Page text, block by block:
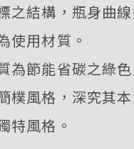
之結構，瓶身曲
使用材質。
為節能省碳之綠
樸風格，深究其
特風格。